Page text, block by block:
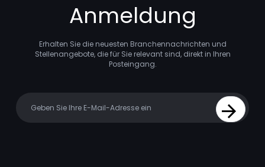
Anmeldung
Erhalten Sie die neuesten Branchennachrichten und
Stellenangebote, die für Sie relevant sind, direkt in Ihren
Posteingang.
Sign Up